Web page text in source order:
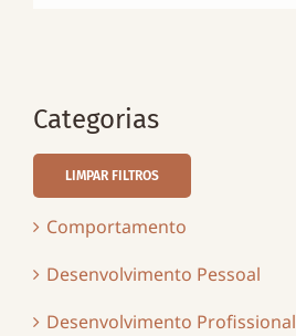
Categorias
LIMPAR FILTROS
Comportamento
Desenvolvimento Pessoal
Desenvolvimento Profissional